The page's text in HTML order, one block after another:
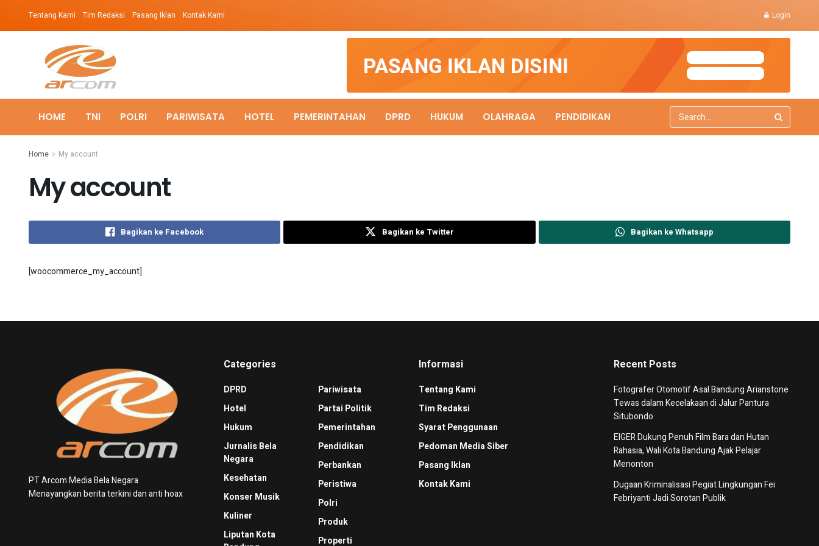
Tentang Kami Tim Redaksi Pasang Iklan Kontak Kami Login
HOME TNI POLRI PARIWISATA HOTEL PEMERINTAHAN DPRD HUKUM OLAHRAGA PENDIDIKAN
Home My account
My account
Bagikan ke Facebook Bagikan ke Twitter Bagikan ke Whatsapp
[woocommerce_my_account]
PT Arcom Media Bela Negara
Menayangkan berita terkini dan anti hoax
Categories
DPRD
Hotel
Hukum
Jurnalis Bela
Negara
Kesehatan
Konser Musik
Kuliner
Liputan Kota
Pariwisata
Partai Politik
Pemerintahan
Pendidikan
Perbankan
Peristiwa
Polri
Produk
Properti
Informasi
Tentang Kami
Tim Redaksi
Syarat Penggunaan
Pedoman Media Siber
Pasang Iklan
Kontak Kami
Recent Posts
Fotografer Otomotif Asal Bandung Arianstone
Tewas dalam Kecelakaan di Jalur Pantura
Situbondo
EIGER Dukung Penuh Film Bara dan Hutan
Rahasia, Wali Kota Bandung Ajak Pelajar
Menonton
Dugaan Kriminalisasi Pegiat Lingkungan Fei
Febriyanti Jadi Sorotan Publik